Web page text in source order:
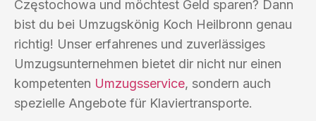
Częstochowa und möchtest Geld sparen? Dann
bist du bei Umzugskönig Koch Heilbronn genau
richtig! Unser erfahrenes und zuverlässiges
Umzugsunternehmen bietet dir nicht nur einen
kompetenten Umzugsservice, sondern auch
spezielle Angebote für Klaviertransporte.